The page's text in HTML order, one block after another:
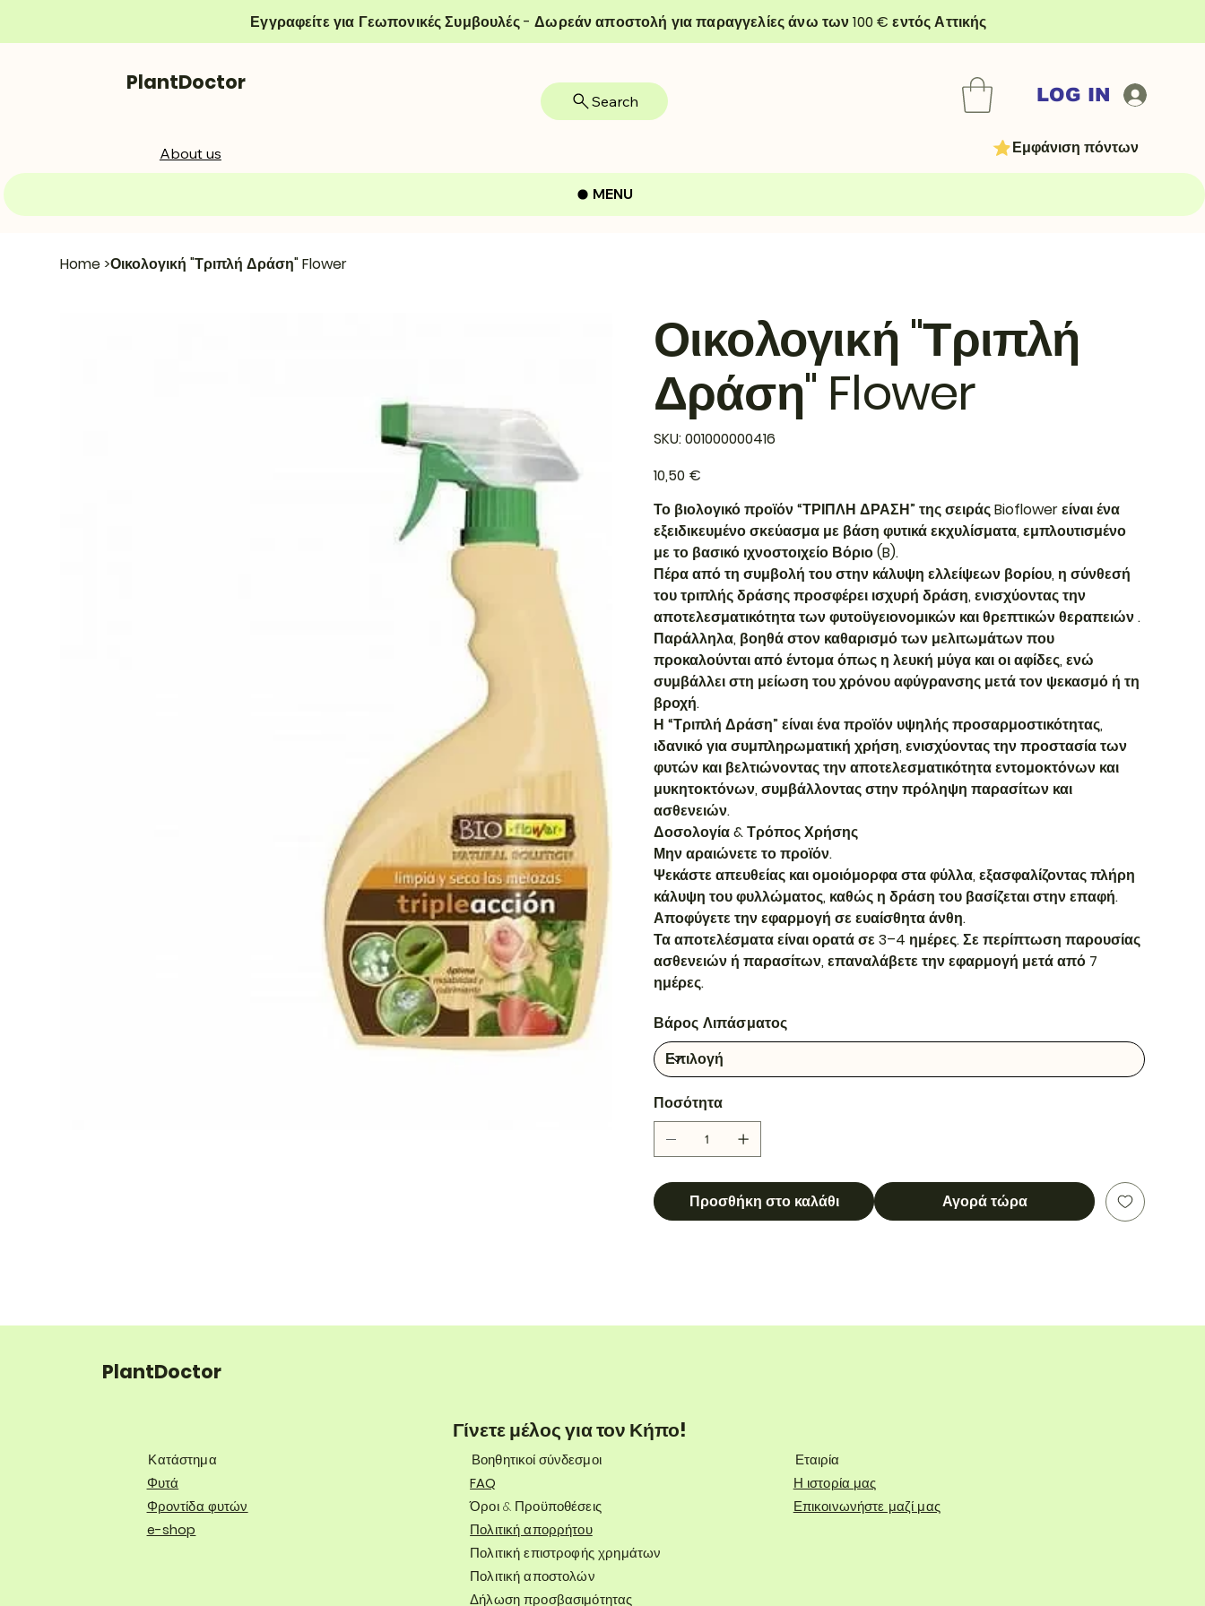
Home >Οικολογική "Τριπλή Δράση" Flower
Οικολογική "Τριπλή
Δράση" Flower
SKU: 001000000416
001000000416
10,50 €
Το βιολογικό προϊόν “ΤΡΙΠΛΗ ΔΡΑΣΗ” της σειράς Bioflower είναι ένα
εξειδικευμένο σκεύασμα με βάση φυτικά εκχυλίσματα, εμπλουτισμένο
με το βασικό ιχνοστοιχείο Βόριο (B).
Πέρα από τη συμβολή του στην κάλυψη ελλείψεων βορίου, η σύνθεσή
του τριπλής δράσης προσφέρει ισχυρή δράση, ενισχύοντας την
αποτελεσματικότητα των φυτοϋγειονομικών και θρεπτικών θεραπειών .
Παράλληλα, βοηθά στον καθαρισμό των μελιτωμάτων που
προκαλούνται από έντομα όπως η λευκή μύγα και οι αφίδες, ενώ
συμβάλλει στη μείωση του χρόνου αφύγρανσης μετά τον ψεκασμό ή τη
βροχή.
Η “Τριπλή Δράση” είναι ένα προϊόν υψηλής προσαρμοστικότητας,
ιδανικό για συμπληρωματική χρήση, ενισχύοντας την προστασία των
φυτών και βελτιώνοντας την αποτελεσματικότητα εντομοκτόνων και
μυκητοκτόνων, συμβάλλοντας στην πρόληψη παρασίτων και
ασθενειών.
Δοσολογία & Τρόπος Χρήσης
Μην αραιώνετε το προϊόν.
Ψεκάστε απευθείας και ομοιόμορφα στα φύλλα, εξασφαλίζοντας πλήρη
κάλυψη του φυλλώματος, καθώς η δράση του βασίζεται στην επαφή.
Αποφύγετε την εφαρμογή σε ευαίσθητα άνθη.
Τα αποτελέσματα είναι ορατά σε 3–4 ημέρες. Σε περίπτωση παρουσίας
ασθενειών ή παρασίτων, επαναλάβετε την εφαρμογή μετά από 7
ημέρες.
Βάρος Λιπάσματος
Ποσότητα
Προσθήκη στο καλάθι Αγορά τώρα
Εγγραφείτε για Γεωπονικές Συμβουλές - Δωρεάν αποστολή για παραγγελίες άνω των 100 € εντός Αττικής
PlantDoctor
Search
MENU
LOG IN
About us Εμφάνιση πόντων
PlantDoctor
Γίνετε μέλος για τον Κήπο!
Κατάστημα
Φυτά
Φροντίδα φυτών
e-shop
Βοηθητικοί σύνδεσμοι
FAQ
Όροι & Προϋποθέσεις
Πολιτική απορρήτου
Πολιτική επιστροφής χρημάτων
Πολιτική αποστολών
Δήλωση προσβασιμότητας
Εταιρία
Η ιστορία μας
Επικοινωνήστε μαζί μας